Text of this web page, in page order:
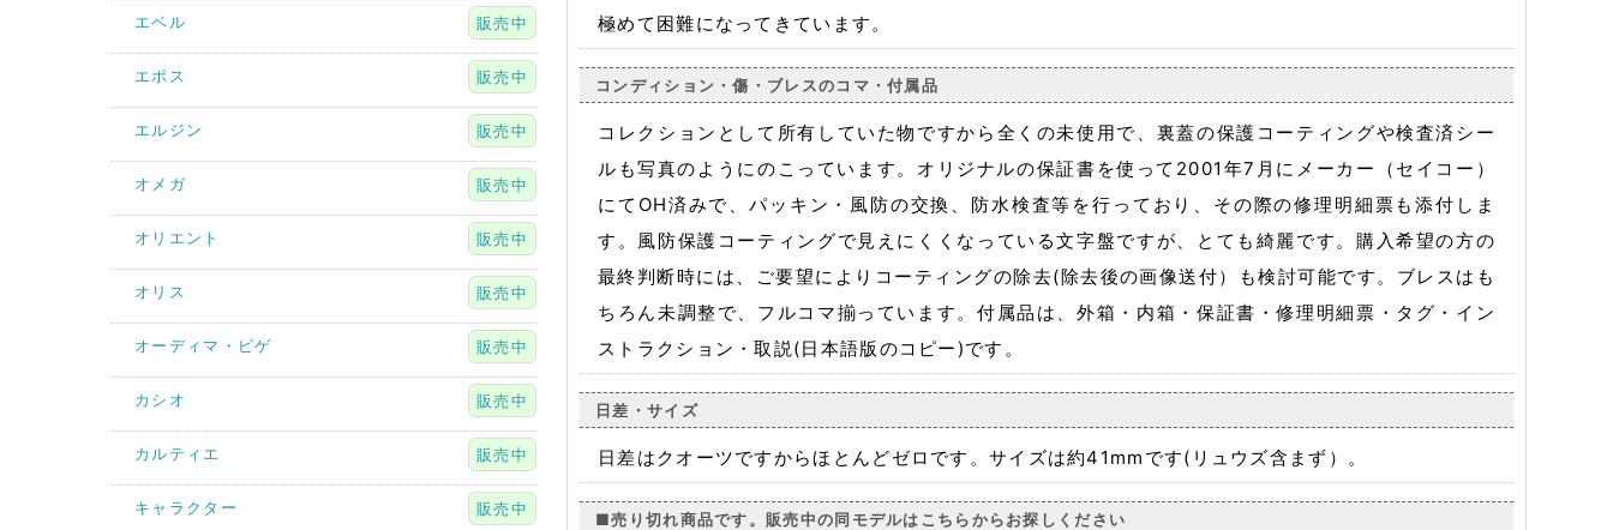
極めて困難になってきています。
コンディション・傷・ブレスのコマ・付属品
コレクションとして所有していた物ですから全くの未使用で、裏蓋の保護コーティングや検査済シー
ルも写真のようにのこっています。オリジナルの保証書を使って2001年7月にメーカー（セイコー）
にてOH済みで、パッキン・風防の交換、防水検査等を行っており、その際の修理明細票も添付しま
す。風防保護コーティングで見えにくくなっている文字盤ですが、とても綺麗です。購入希望の方の
最終判断時には、ご要望によりコーティングの除去(除去後の画像送付）も検討可能です。ブレスはも
ちろん未調整で、フルコマ揃っています。付属品は、外箱・内箱・保証書・修理明細票・タグ・イン
ストラクション・取説(日本語版のコピー)です。
日差・サイズ
日差はクオーツですからほとんどゼロです。サイズは約41mmです(リュウズ含まず）。
■売り切れ商品です。販売中の同モデルはこちらからお探しください
エベル 販売中
エポス 販売中
エルジン 販売中
オメガ 販売中
オリエント 販売中
オリス 販売中
オーディマ・ピゲ 販売中
カシオ 販売中
カルティエ 販売中
キャラクター 販売中